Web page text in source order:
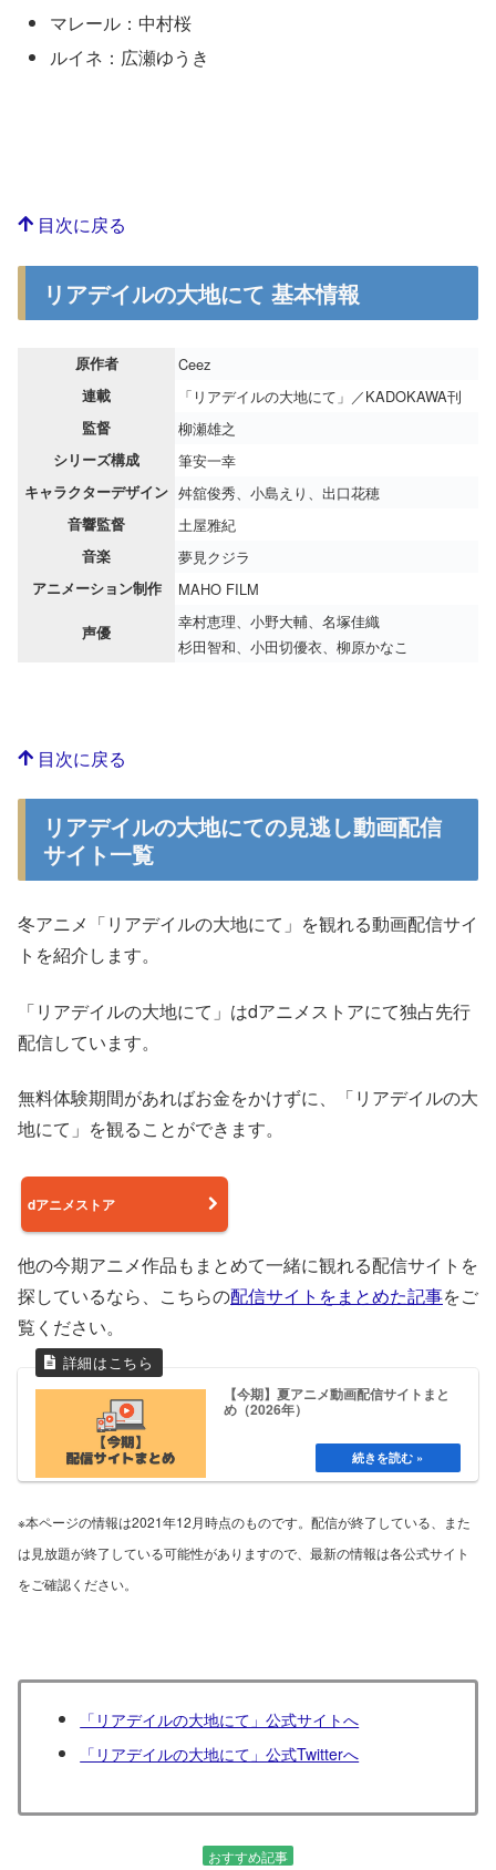
マレール：中村桜
ルイネ：広瀬ゆうき
目次に戻る
リアデイルの大地にて 基本情報
原作者 Ceez
連載 「リアデイルの大地にて」／KADOKAWA刊
監督 柳瀬雄之
シリーズ構成 筆安一幸
キャラクターデザイン 舛舘俊秀、小島えり、出口花穂
音響監督 土屋雅紀
音楽 夢見クジラ
アニメーション制作 MAHO FILM
声優
幸村恵理、小野大輔、名塚佳織
杉田智和、小田切優衣、柳原かなこ
目次に戻る
リアデイルの大地にての見逃し動画配信
サイト一覧
冬アニメ「リアデイルの大地にて」を観れる動画配信サイ
トを紹介します。
「リアデイルの大地にて」はdアニメストアにて独占先行
配信しています。
無料体験期間があればお金をかけずに、「リアデイルの大
地にて」を観ることができます。
dアニメストア
他の今期アニメ作品もまとめて一緒に観れる配信サイトを
探しているなら、こちらの配信サイトをまとめた記事をご
覧ください。
【今期】夏アニメ動画配信サイトまと
め（2026年）
※本ページの情報は2021年12月時点のものです。配信が終了している、また
は見放題が終了している可能性がありますので、最新の情報は各公式サイト
をご確認ください。
「リアデイルの大地にて」公式サイトへ
「リアデイルの大地にて」公式Twitterへ
おすすめ記事